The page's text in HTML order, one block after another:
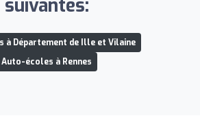
suivantes:
à Département de Ille et Vilaine
Auto-écoles à Rennes